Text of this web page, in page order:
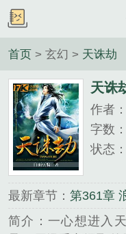
首页 > 玄幻 > 天诛劫
天诛
作者：
字数
状态
最新章节： 第361章
简介：一心想进入